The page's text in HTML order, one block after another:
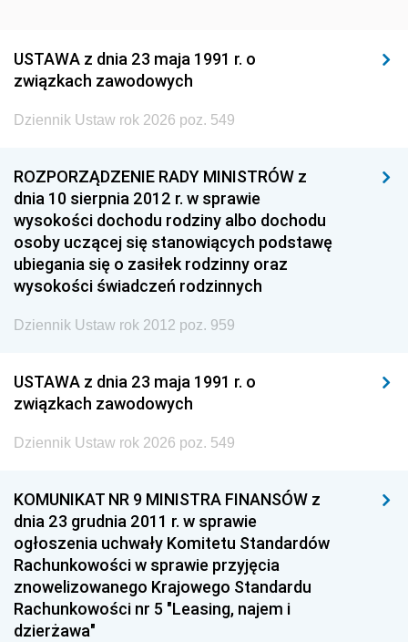
USTAWA z dnia 23 maja 1991 r. o
związkach zawodowych
Dziennik Ustaw rok 2026 poz. 549
ROZPORZĄDZENIE RADY MINISTRÓW z
dnia 10 sierpnia 2012 r. w sprawie
wysokości dochodu rodziny albo dochodu
osoby uczącej się stanowiących podstawę
ubiegania się o zasiłek rodzinny oraz
wysokości świadczeń rodzinnych
Dziennik Ustaw rok 2012 poz. 959
USTAWA z dnia 23 maja 1991 r. o
związkach zawodowych
Dziennik Ustaw rok 2026 poz. 549
KOMUNIKAT NR 9 MINISTRA FINANSÓW z
dnia 23 grudnia 2011 r. w sprawie
ogłoszenia uchwały Komitetu Standardów
Rachunkowości w sprawie przyjęcia
znowelizowanego Krajowego Standardu
Rachunkowości nr 5 "Leasing, najem i
dzierżawa"